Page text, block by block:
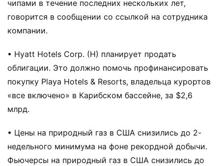
чипами в течение последних нескольких лет,
говорится в сообщении со ссылкой на сотрудника
компании.
• Hyatt Hotels Corp. (H) планирует продать
облигации. Это должно помочь профинансировать
покупку Playa Hotels & Resorts, владельца курортов
«все включено» в Карибском бассейне, за $2,6
млрд.
• Цены на природный газ в США снизились до 2-
недельного минимума на фоне рекордной добычи.
Фьючерсы на природный газ в США снизились до